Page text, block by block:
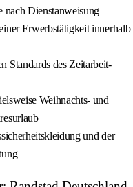
nach Dienstanweisung
Erwerbstätigkeit innerhalb
Standards des Zeitarbeit-
Weihnachts- und
und der